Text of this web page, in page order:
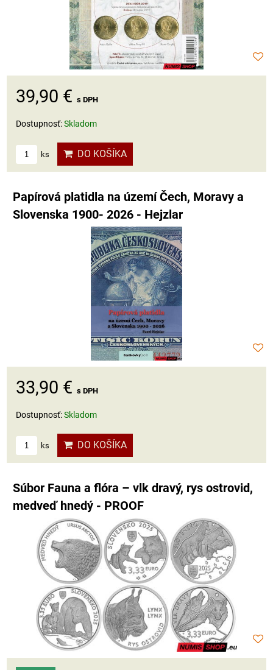
39,90 € s DPH
Dostupnosť:Skladom
ks DO KOŠÍKA
Papírová platidla na území Čech, Moravy a
Slovenska 1900- 2026 - Hejzlar
33,90 € s DPH
Dostupnosť:Skladom
ks DO KOŠÍKA
Súbor Fauna a flóra – vlk dravý, rys ostrovid,
medveď hnedý - PROOF